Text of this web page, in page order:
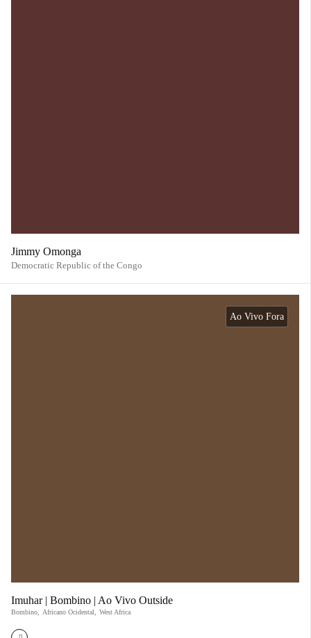
Jimmy Omonga
Democratic Republic of the Congo
Ao Vivo Fora
Imuhar | Bombino | Ao Vivo Outside
Bombino Africano Ocidental West Africa